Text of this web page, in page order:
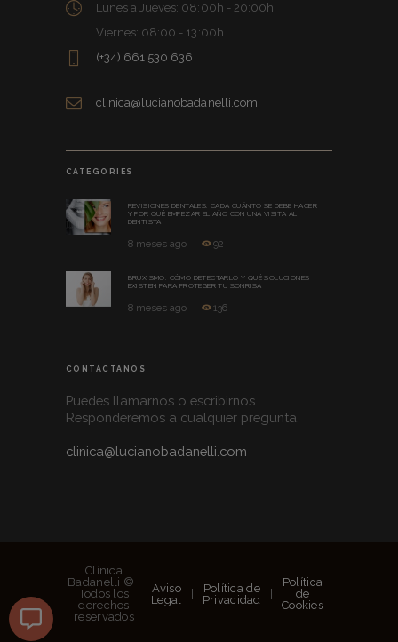
Lunes a Jueves: 08:00h - 20:00h
Viernes: 08:00 - 13:00h
(+34) 661 530 636
clinica@lucianobadanelli.com
CATEGORIES
REVISIONES DENTALES: CADA CUÁNTO SE DEBE HACER
Y POR QUÉ EMPEZAR EL AÑO CON UNA VISITA AL
DENTISTA
8 meses ago 92
BRUXISMO: CÓMO DETECTARLO Y QUÉ SOLUCIONES
EXISTEN PARA PROTEGER TU SONRISA
8 meses ago 136
CONTÁCTANOS
Puedes llamarnos o escribirnos.
Responderemos a cualquier pregunta.
clinica@lucianobadanelli.com
Clínica
Badanelli © |
Todos los
derechos
reservados
Aviso
Legal
Política de
Privacidad
Política
de
Cookies